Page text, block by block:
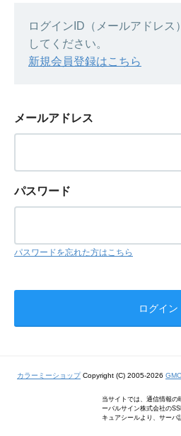
ログインID（メールアドレス
してください。
新規会員登録はこちら
メールアドレス
パスワード
パスワードを忘れた方はこちら
カラーミーショップCopyright (C) 2005-2026
当サイトでは、通信情報
ーバルサイン株式会社の
キュアシールより、サーバ